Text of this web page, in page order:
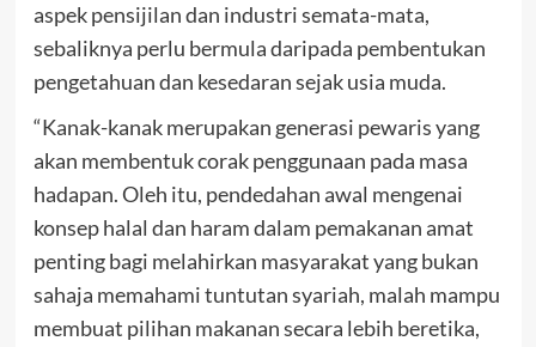
aspek pensijilan dan industri semata-mata,
sebaliknya perlu bermula daripada pembentukan
pengetahuan dan kesedaran sejak usia muda.
“Kanak-kanak merupakan generasi pewaris yang
akan membentuk corak penggunaan pada masa
hadapan. Oleh itu, pendedahan awal mengenai
konsep halal dan haram dalam pemakanan amat
penting bagi melahirkan masyarakat yang bukan
sahaja memahami tuntutan syariah, malah mampu
membuat pilihan makanan secara lebih beretika,